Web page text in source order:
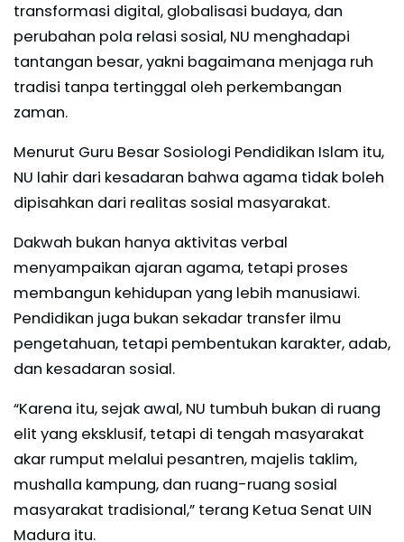
transformasi digital, globalisasi budaya, dan
perubahan pola relasi sosial, NU menghadapi
tantangan besar, yakni bagaimana menjaga ruh
tradisi tanpa tertinggal oleh perkembangan
zaman.
Menurut Guru Besar Sosiologi Pendidikan Islam itu,
NU lahir dari kesadaran bahwa agama tidak boleh
dipisahkan dari realitas sosial masyarakat.
Dakwah bukan hanya aktivitas verbal
menyampaikan ajaran agama, tetapi proses
membangun kehidupan yang lebih manusiawi.
Pendidikan juga bukan sekadar transfer ilmu
pengetahuan, tetapi pembentukan karakter, adab,
dan kesadaran sosial.
“Karena itu, sejak awal, NU tumbuh bukan di ruang
elit yang eksklusif, tetapi di tengah masyarakat
akar rumput melalui pesantren, majelis taklim,
mushalla kampung, dan ruang-ruang sosial
masyarakat tradisional,” terang Ketua Senat UIN
Madura itu.